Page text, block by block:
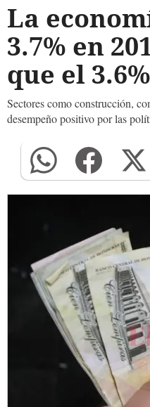
La
3.7% en
que el
Sectores como construcción,
desempeño positivo por las